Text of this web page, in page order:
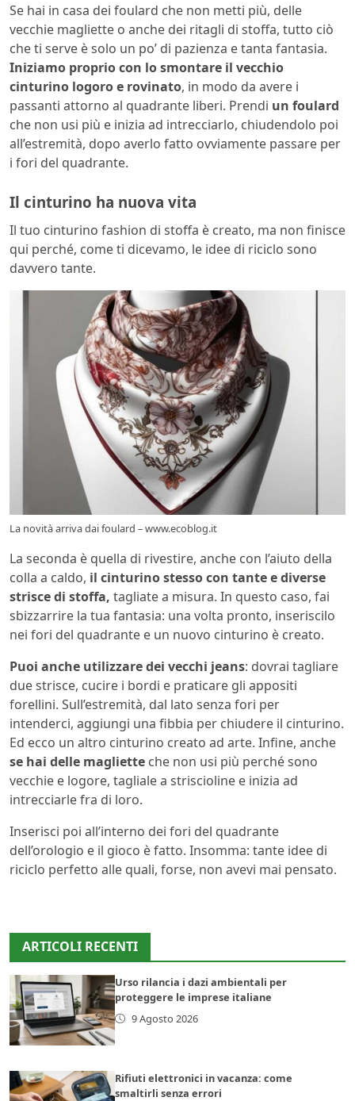
Se hai in casa dei foulard che non metti più, delle
vecchie magliette o anche dei ritagli di stoffa, tutto ciò
che ti serve è solo un po’ di pazienza e tanta fantasia.
Iniziamo proprio con lo smontare il vecchio
cinturino logoro e rovinato, in modo da avere i
passanti attorno al quadrante liberi. Prendi un foulard
che non usi più e inizia ad intrecciarlo, chiudendolo poi
all’estremità, dopo averlo fatto ovviamente passare per
i fori del quadrante.
Il cinturino ha nuova vita
Il tuo cinturino fashion di stoffa è creato, ma non finisce
qui perché, come ti dicevamo, le idee di riciclo sono
davvero tante.
La novità arriva dai foulard – www.ecoblog.it
La seconda è quella di rivestire, anche con l’aiuto della
colla a caldo, il cinturino stesso con tante e diverse
strisce di stoffa, tagliate a misura. In questo caso, fai
sbizzarrire la tua fantasia: una volta pronto, inseriscilo
nei fori del quadrante e un nuovo cinturino è creato.
Puoi anche utilizzare dei vecchi jeans: dovrai tagliare
due strisce, cucire i bordi e praticare gli appositi
forellini. Sull’estremità, dal lato senza fori per
intenderci, aggiungi una fibbia per chiudere il cinturino.
Ed ecco un altro cinturino creato ad arte. Infine, anche
se hai delle magliette che non usi più perché sono
vecchie e logore, tagliale a striscioline e inizia ad
intrecciarle fra di loro.
Inserisci poi all’interno dei fori del quadrante
dell’orologio e il gioco è fatto. Insomma: tante idee di
riciclo perfetto alle quali, forse, non avevi mai pensato.
ARTICOLI RECENTI
Urso rilancia i dazi ambientali per
proteggere le imprese italiane
9 Agosto 2026
Rifiuti elettronici in vacanza: come
smaltirli senza errori